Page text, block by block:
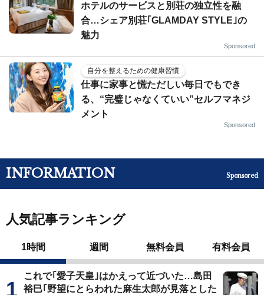
ホテルのサービスと別荘の独立性を融
合…シェア別荘｢GLAMDAY STYLE｣の
魅力
Sponsored
自分を整えるための健康習慣
仕事に家事と慌ただしい毎日でもでき
る、“完璧じゃなくていい”セルフマネジ
メント
Sponsored
INFORMATION Sponsored
人気記事ランキング
1時間 週間 無料会員 有料会員
これで｢愛子天皇｣はかえって近づいた…島田
裕巳｢野望にとらわれた麻生太郎が見落とした